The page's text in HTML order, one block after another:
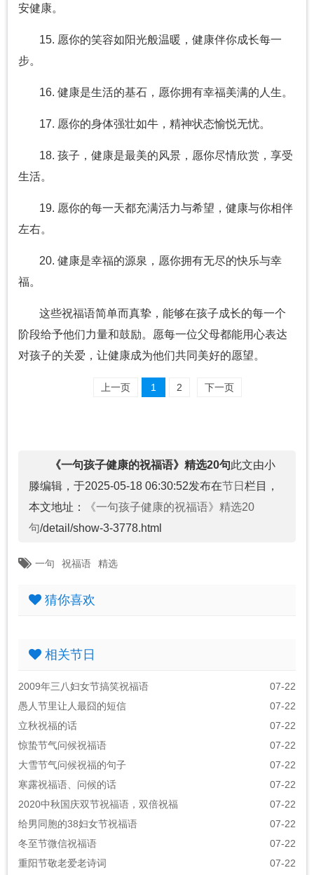
安健康。
15. 愿你的笑容如阳光般温暖，健康伴你成长每一
步。
16. 健康是生活的基石，愿你拥有幸福美满的人生。
17. 愿你的身体强壮如牛，精神状态愉悦无忧。
18. 孩子，健康是最美的风景，愿你尽情欣赏，享受
生活。
19. 愿你的每一天都充满活力与希望，健康与你相伴
左右。
20. 健康是幸福的源泉，愿你拥有无尽的快乐与幸
福。
这些祝福语简单而真挚，能够在孩子成长的每一个
阶段给予他们力量和鼓励。愿每一位父母都能用心表达
对孩子的关爱，让健康成为他们共同美好的愿望。
上一页 1 2 下一页
《一句孩子健康的祝福语》精选20句此文由小
滕编辑，于2025-05-18 06:30:52发布在节日 栏目，
本文地址：
《一句孩子健康的祝福语》精选20
句/detail/show-3-3778.html
一句 祝福语 精选
猜你喜欢
相关节日
2009年三八妇女节搞笑祝福语
07-22
愚人节里让人最囧的短信
07-22
立秋祝福的话
07-22
惊蛰节气问候祝福语
07-22
大雪节气问候祝福的句子
07-22
寒露祝福语、问候的话
07-22
2020中秋国庆双节祝福语，双倍祝福
07-22
给男同胞的38妇女节祝福语
07-22
冬至节微信祝福语
07-22
重阳节敬老爱老诗词
07-22